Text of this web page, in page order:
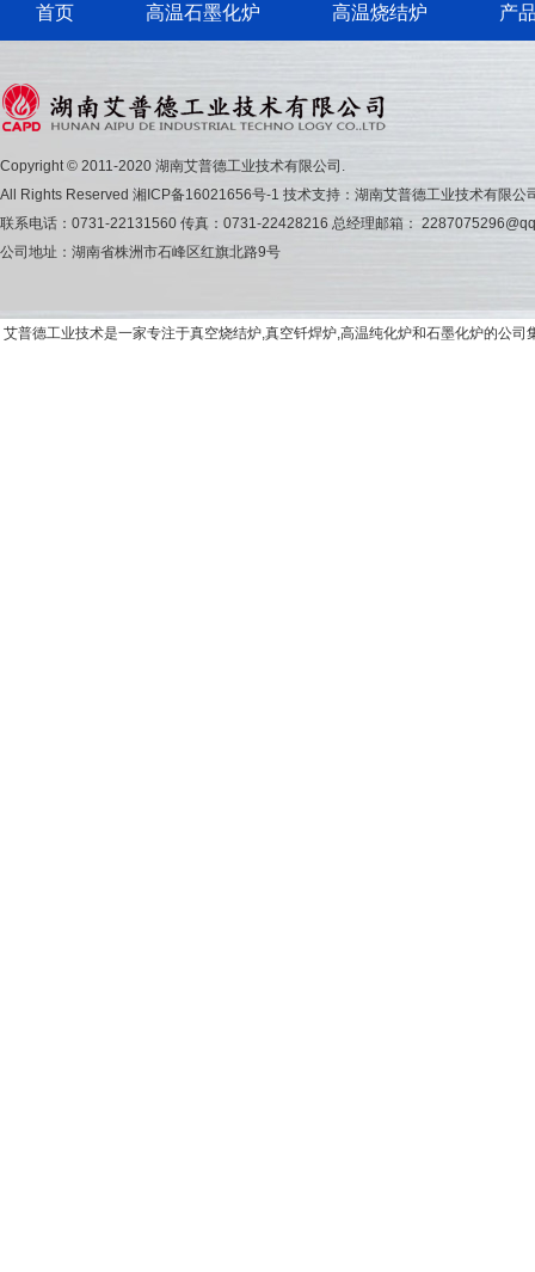
首页 高温石墨化炉 高温烧结炉 产
Copyright © 2011-2020 湖南艾普德工业技术有限公司.
All Rights Reserved 湘ICP备16021656号-1 技术支持：湖南艾普德工业技术有限公
联系电话：0731-22131560 传真：0731-22428216 总经理邮箱：
公司地址：湖南省株洲市石峰区红旗北路9号
艾普德工业技术是一家专注于真空烧结炉,真空钎焊炉,高温纯化炉和石墨化炉的公